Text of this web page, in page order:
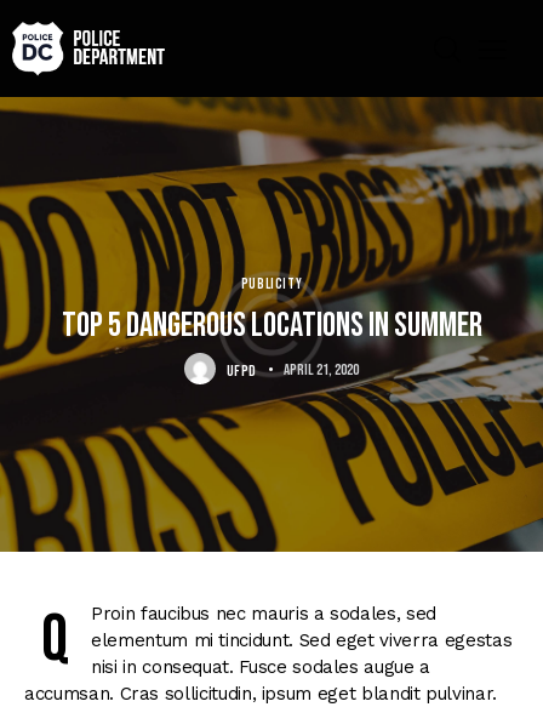
PUBLICITY
Top 5 dangerous locations in summer
UFPD April 21, 2020
Q
Proin faucibus nec mauris a sodales, sed
elementum mi tincidunt. Sed eget viverra egestas
nisi in consequat. Fusce sodales augue a
accumsan. Cras sollicitudin, ipsum eget blandit pulvinar.